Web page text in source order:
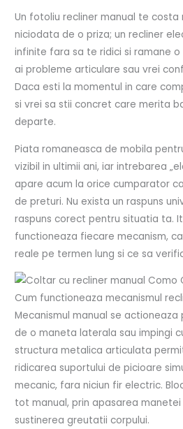
Un fotoliu recliner manual te costa
niciodata de o priza; un recliner
infinite fara sa te ridici si ramane
ai probleme articulare sau vrei
Daca esti la momentul in care
si vrei sa stii concret care merita
departe.
Piata romaneasca de mobila
vizibil in ultimii ani, iar intrebarea
apare acum la orice cumparator
de preturi. Nu exista un raspuns
raspuns corect pentru situatia ta.
functioneaza fiecare mecanism,
reale pe termen lung si ce sa
Cum functioneaza mecanismul
Mecanismul manual se
de o maneta laterala sau impingi
structura metalica articulata
ridicarea suportului de picioare
mecanic, fara niciun fir electric.
tot manual, prin apasarea manetei
sustinerea greutatii corpului.